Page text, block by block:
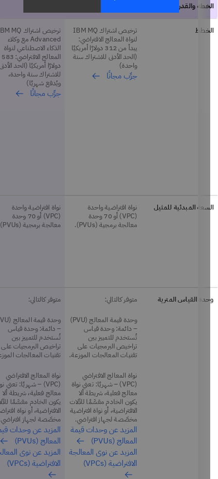
ترخيص اشتراك IBM MQ
لنواة المعالج الافتراضي:
يبدأ من 312 دولارًا أمريكيًا
(الحد الأدنى للاشتراك سنة
واحدة)
جرِّب مجانًا
ترخيص اشتراك IBM MQ
Advanced مع وكلاء
الذكاء الاصطناعي لنواة
المعالج الافتراضي: 583
دولارًا أمريكيًا (الحد الأدنى
للاشتراك سنة واحدة،
ويُدفع شهريًا)
جرِّب مجانًا
المبدئية للمثيل
نواة افتراضية واحدة
(VPC) أو 70 وحدة
معالجة برمجية (PVUs).
نواة افتراضية واحدة
(VPC) أو 70 وحدة
معالجة برمجية (PVUs).
القياس المترية
متوفر كالتالي:
وحدة قيمة المعالج (PVU)
– دائمة: وحدة قياس
تُستخدم للتمييز بين
تراخيص البرمجيات على
تقنيات المعالجات الموزعة.
نواة المعالج الافتراضي
(VPC) – شهريًا: تعني نواة
معالج فعلية، شريطة ألا
يكون الخادم مقسَّمًا للآلات
الافتراضية، أو نواة افتراضية
مخصّصة لجهاز افتراضي.
المزيد عن وحدات قيمة
المعالج (PVUs)
المزيد عن نوى المعالجة
الافتراضية (VPCs)
متوفر كالتالي:
وحدة قيمة المعالج (PVU)
– دائمة: وحدة قياس
تُستخدم للتمييز بين
تراخيص البرمجيات على
تقنيات المعالجات الموزعة.
نواة المعالج الافتراضي
(VPC) – شهريًا: تعني نواة
معالج فعلية، شريطة ألا
يكون الخادم مقسَّمًا للآلات
الافتراضية، أو نواة افتراضية
مخصّصة لجهاز افتراضي.
المزيد عن وحدات قيمة
المعالج (PVUs)
المزيد عن نوى المعالجة
الافتراضية (VPCs)